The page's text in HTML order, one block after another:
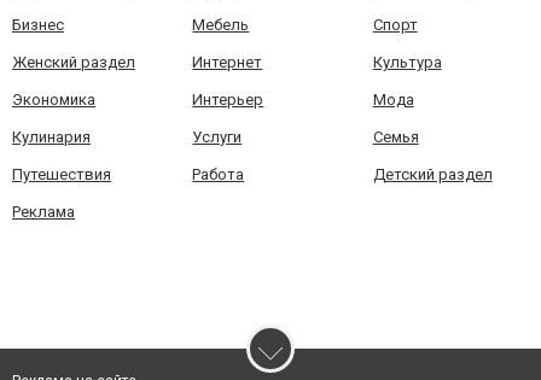
Бизнес Мебель Спорт
Женский раздел Интернет Культура
Экономика Интерьер Мода
Кулинария Услуги Семья
Путешествия Работа Детский раздел
Реклама